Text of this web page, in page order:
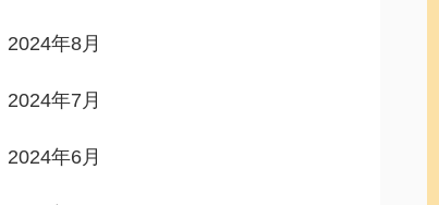
2024年8月
2024年7月
2024年6月